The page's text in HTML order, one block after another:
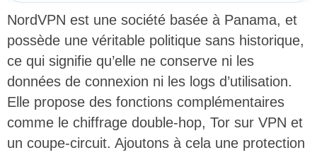
NordVPN est une société basée à Panama, et
possède une véritable politique sans historique,
ce qui signifie qu’elle ne conserve ni les
données de connexion ni les logs d’utilisation.
Elle propose des fonctions complémentaires
comme le chiffrage double-hop, Tor sur VPN et
un coupe-circuit. Ajoutons à cela une protection